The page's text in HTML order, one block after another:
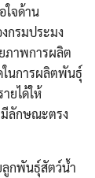
ใจด้าน
กรมประมง
ภาพการผลิต
ในการผลิตพันธุ์
ยได้ให้
ลักษณะตรง
ลูกพันธุ์สัตว์น้ำ